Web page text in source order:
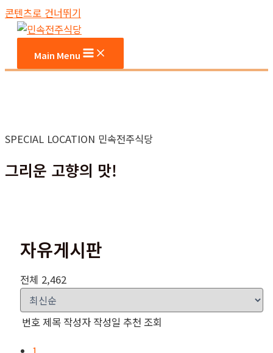
콘텐츠로 건너뛰기
Main Menu
SPECIAL LOCATION 민속전주식당
그리운 고향의 맛!
자유게시판
전체 2,462
번호제목 작성자 작성일 추천 조회